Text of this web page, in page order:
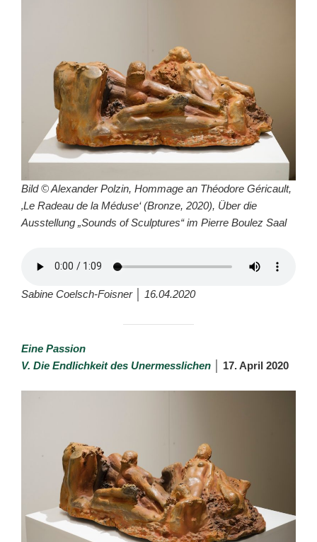
Bild © Alexander Polzin, Hommage an Théodore Géricault,
‚Le Radeau de la Méduse‘ (Bronze, 2020), Über die
Ausstellung „Sounds of Sculptures“ im Pierre Boulez Saal
Sabine Coelsch-Foisner │ 16.04.2020
Eine Passion
V. Die Endlichkeit des Unermesslichen
17. April 2020